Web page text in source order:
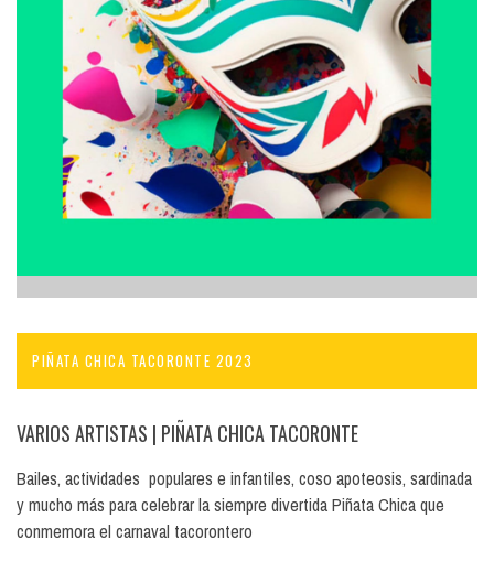
PIÑATA CHICA TACORONTE 2023
VARIOS ARTISTAS | PIÑATA CHICA TACORONTE
Bailes, actividades populares e infantiles, coso apoteosis, sardinada
y mucho más para celebrar la siempre divertida Piñata Chica que
conmemora el carnaval tacorontero